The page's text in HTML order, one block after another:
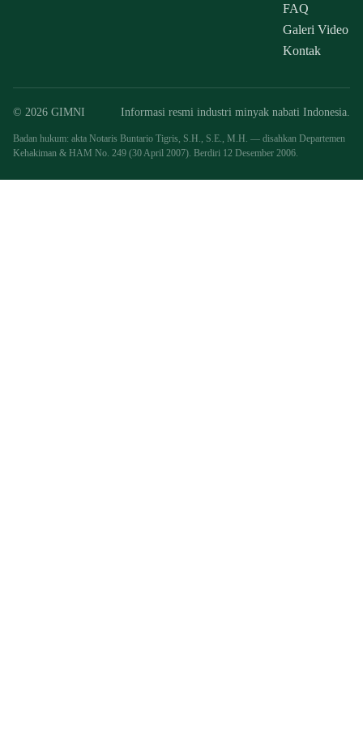
FAQ
Galeri Video
Kontak
© 2026 GIMNI Informasi resmi industri minyak nabati Indonesia.
Badan hukum: akta Notaris Buntario Tigris, S.H., S.E., M.H. — disahkan Departemen
Kehakiman & HAM No. 249 (30 April 2007). Berdiri 12 Desember 2006.